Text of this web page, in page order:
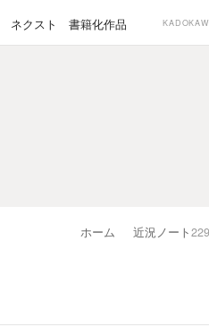
ネクスト 書籍化作品
ホーム 近況ノート229